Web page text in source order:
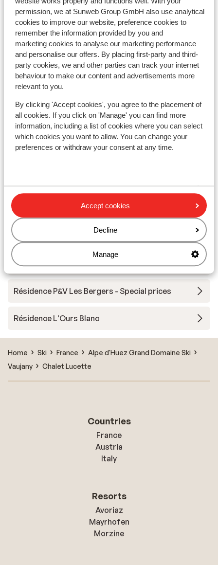
permission, we at Sunweb Group GmbH also use analytical
cookies to improve our website, preference cookies to
remember the information provided by you and
marketing cookies to analyse our marketing performance
and personalise our offers. By placing first-party and third-
party cookies, we and other parties can track your internet
behaviour to make our content and advertisements more
relevant to you.
By clicking 'Accept cookies', you agree to the placement of
all cookies. If you click on 'Manage' you can find more
information, including a list of cookies where you can select
which cookies you want to allow. You can change your
preferences or withdraw your consent at any time.
Accept cookies
Decline
Manage
rapidement. Local à ski partagé entre 3 chalets,
les autres (que des hollandais), avaient tendance à
squatter tous les casiers, il serait bien de mettre
des étiquettes pour réserver des casiers par
chalet (idem pour le sèche chaussures qui était
toujours accaparé par les autres). Chalet pas très
loin des pistes environ 400 m, mais un peu en
hauteur, en chaussures de ski et en portant les
skis, c'est un peu sportif pour retour à pied, mais
ça reste plus souple que les horaires de la navette.
Les personnes en charge de l'accueil et du
support sont très sympathiques et prêtes à nous
aider, mais c'est dommage qu'aucun ne parle un
Hotel Le Castillan
Village Club du Soleil Oz-en-Oisans
Residence le Claret I & II
Résidence Prestige Phoenix A
Chalet Marguerite
Résidence Vacanceole les Hauts de Vaujany
Résidence le Saphir
Pierres et Vacances Les Bergers
Résidence P&V Les Bergers - Special prices
Résidence L'Ours Blanc
Home Ski France
Alpe d'Huez Grand Domaine Ski
Vaujany
Chalet Lucette
Countries
France
Austria
Italy
Resorts
Avoriaz
Mayrhofen
Morzine